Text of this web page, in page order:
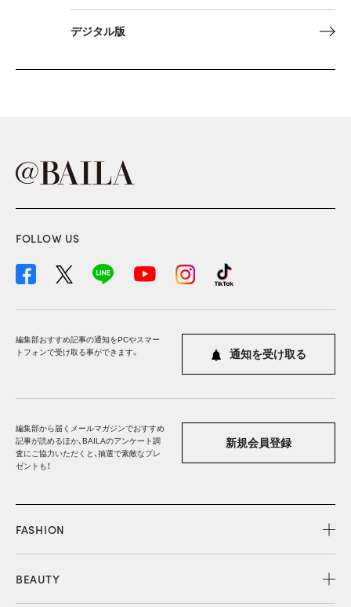
デジタル版
FOLLOW US
編集部おすすめ記事の通知をPCやスマー
トフォンで受け取る事ができます。
通知を受け取る
編集部から届くメールマガジンでおすすめ
記事が読めるほか、BAILAのアンケート調
査にご協力いただくと、抽選で素敵なプレ
ゼントも！
新規会員登録
FASHION
BEAUTY